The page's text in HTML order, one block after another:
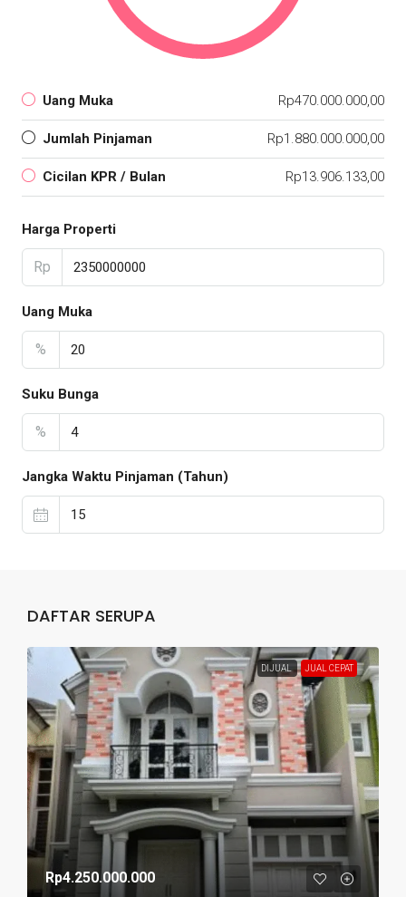
Uang Muka Rp470.000.000,00
Jumlah Pinjaman Rp1.880.000.000,00
Cicilan KPR / Bulan Rp13.906.133,00
Harga Properti
Rp
Uang Muka
%
Suku Bunga
%
Jangka Waktu Pinjaman (Tahun)
DAFTAR SERUPA
DIJUAL JUAL CEPAT
Rp4.250.000.000